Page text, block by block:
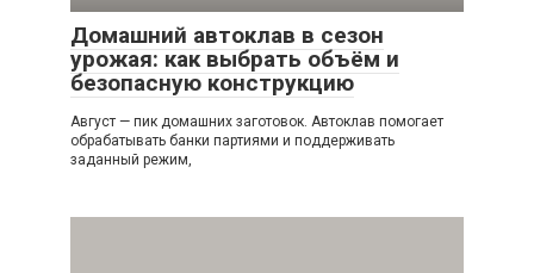
Домашний автоклав в сезон
урожая: как выбрать объём и
безопасную конструкцию
Август — пик домашних заготовок. Автоклав помогает
обрабатывать банки партиями и поддерживать
заданный режим,